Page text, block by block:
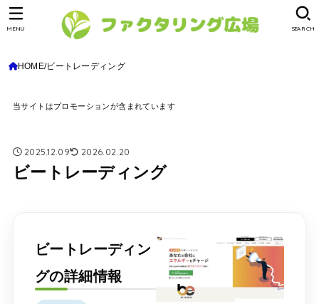
SEARCH
MENU
HOME ビートレーディング
当サイトはプロモーションが含まれています
2025.12.09 2026.02.20
ビートレーディング
ビートレーディン
グの詳細情報